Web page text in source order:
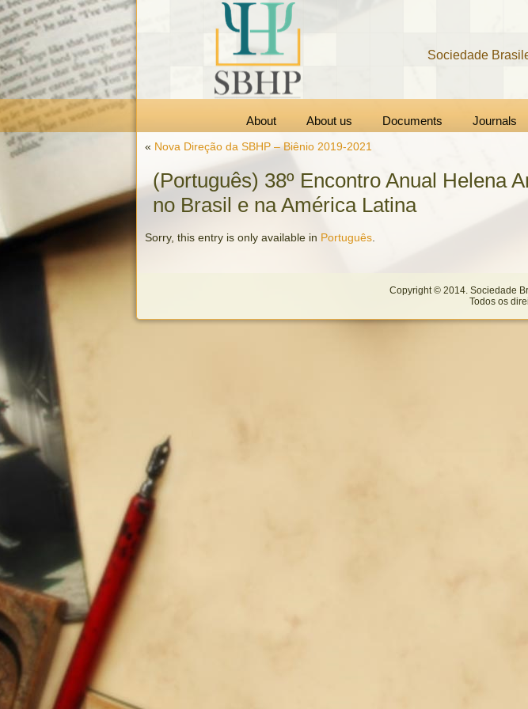
Sociedade
About About us Documents Journals
« Nova Direção da SBHP – Biênio 2019-2021
(Português) 38º Encontro Anual Helena
no Brasil e na América Latina
Sorry, this entry is only available in Português
Copyright © 2014. Sociedade
Todos os